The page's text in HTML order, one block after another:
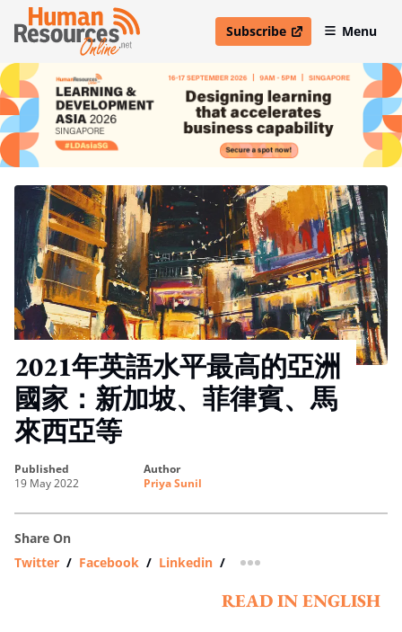
Subscribe
open in new windowMenu
2021年英語水平最高的亞洲
國家：新加坡、菲律賓、馬
來西亞等
published
19 May 2022
author
Priya Sunil
Share On
Twitter / Facebook / Linkedin / more sharing option
READ IN ENGLISH